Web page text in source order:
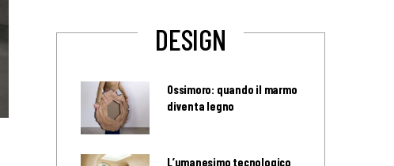
DESIGN
Ossimoro: quando il marmo
diventa legno
L’umanesimo tecnologico